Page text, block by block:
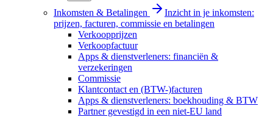
Inkomsten & Betalingen
Inzicht in je inkomsten:
prijzen, facturen, commissie en betalingen
Verkoopprijzen
Verkoopfactuur
Apps & dienstverleners: financiën &
verzekeringen
Commissie
Klantcontact en (BTW-)facturen
Apps & dienstverleners: boekhouding & BTW
Partner gevestigd in een niet-EU land